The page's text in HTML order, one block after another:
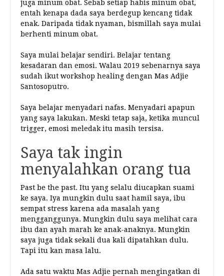
juga minum obat. Sebab setiap habis minum obat,
entah kenapa dada saya berdegup kencang tidak
enak. Daripada tidak nyaman, bismillah saya mulai
berhenti minum obat.
Saya mulai belajar sendiri. Belajar tentang
kesadaran dan emosi. Walau 2019 sebenarnya saya
sudah ikut workshop healing dengan Mas Adjie
Santosoputro.
Saya belajar menyadari nafas. Menyadari apapun
yang saya lakukan. Meski tetap saja, ketika muncul
trigger, emosi meledak itu masih tersisa.
Saya tak ingin
menyalahkan orang tua
Past be the past. Itu yang selalu diucapkan suami
ke saya. Iya mungkin dulu saat hamil saya, ibu
sempat stress karena ada masalah yang
mengganggunya. Mungkin dulu saya melihat cara
ibu dan ayah marah ke anak-anaknya. Mungkin
saya juga tidak sekali dua kali dipatahkan dulu.
Tapi itu kan masa lalu.
Ada satu waktu Mas Adjie pernah mengingatkan di